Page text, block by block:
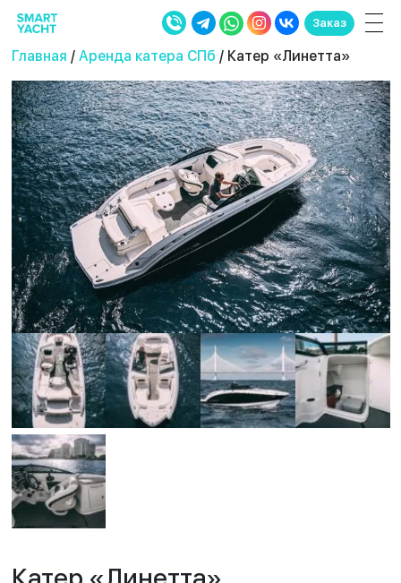
Заказ
Главная / Аренда катера СПб / Катер «Линетта»